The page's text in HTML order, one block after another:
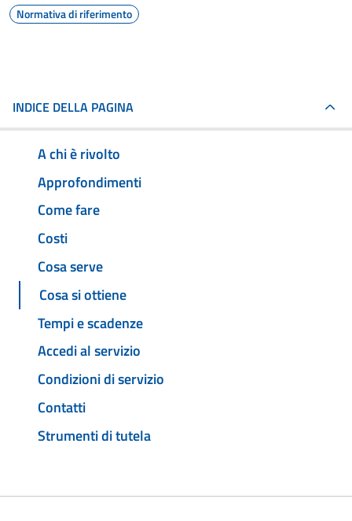
Normativa di riferimento
INDICE DELLA PAGINA
A chi è rivolto
Approfondimenti
Come fare
Costi
Cosa serve
Cosa si ottiene
Tempi e scadenze
Accedi al servizio
Condizioni di servizio
Contatti
Strumenti di tutela